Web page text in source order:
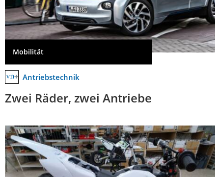
Mobilität
Antriebstechnik
Zwei Räder, zwei Antriebe